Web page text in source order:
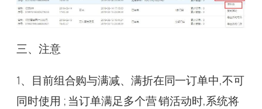
三、注意
1、目前组合购与满减、满折在同一订单中,不可
同时使用 ; 当订单满足多个营 销活动时,系统将